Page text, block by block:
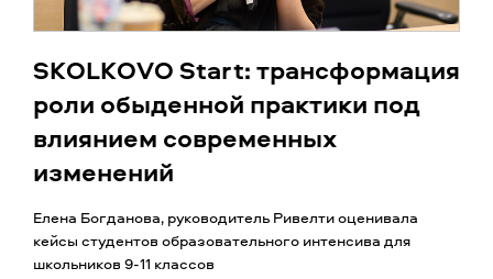
SKOLKOVO Start: трансформация
роли обыденной практики под
влиянием современных
изменений
Елена Богданова, руководитель Ривелти оценивала
кейсы студентов образовательного интенсива для
школьников 9-11 классов